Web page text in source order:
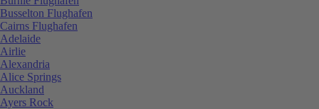
Busselton Flughafen
Cairns Flughafen
Adelaide
Airlie
Alexandria
Alice Springs
Auckland
Ayers Rock